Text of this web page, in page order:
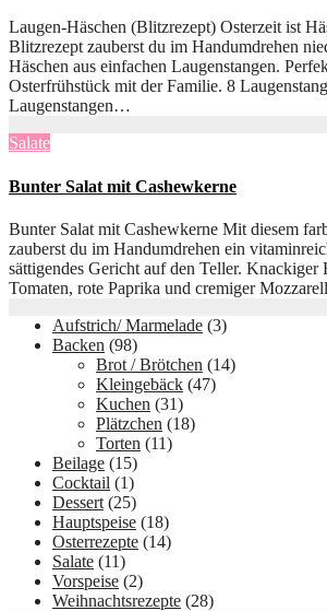
Laugen-Häschen (Blitzrezept) Osterzeit ist
Blitzrezept zauberst du im Handumdrehen
Häschen aus einfachen Laugenstangen.
Osterfrühstück mit der Familie. 8
Laugenstangen…
Salate
Bunter Salat mit Cashewkerne
Bunter Salat mit Cashewkerne Mit diesem
zauberst du im Handumdrehen ein
sättigendes Gericht auf den Teller.
Tomaten, rote Paprika und cremiger
Aufstrich/ Marmelade (3)
Backen (98)
Brot / Brötchen (14)
Kleingebäck (47)
Kuchen (31)
Plätzchen (18)
Torten (11)
Beilage (15)
Cocktail (1)
Dessert (25)
Hauptspeise (18)
Osterrezepte (14)
Salate (11)
Vorspeise (2)
Weihnachtsrezepte (28)